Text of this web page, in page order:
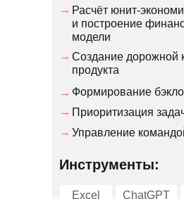
Инструменты:
→ Расчёт юнит-
и построение
модели
→ Создание дорожной
продукта
→ Формирование
→ Приоритизация
→ Управление
Excel ChatGPT